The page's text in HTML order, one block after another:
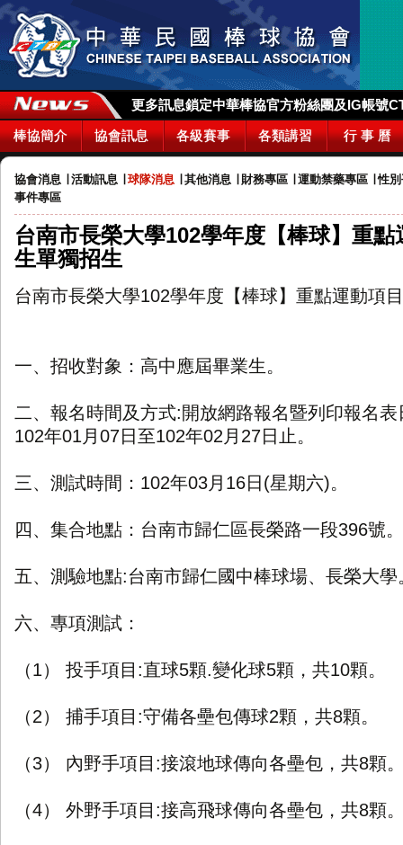
更多訊息鎖定中華棒協官方粉絲團及IG帳號
棒協簡介 協會訊息 各級賽事 各類講習 行 事 曆
協會消息 活動訊息 球隊消息 其他消息 財務專區 運動禁藥專區 ∣性
事件專區
台南市長榮大學102學年度【棒球】重
生單獨招生
台南市長榮大學102學年度【棒球】重點運動項
一、招收對象：高中應屆畢業生。
二、報名時間及方式:開放網路報名暨列印報名表
102年01月07日至102年02月27日止。
三、測試時間：102年03月16日(星期六)。
四、集合地點：台南市歸仁區長榮路一段396號。
五、測驗地點:台南市歸仁國中棒球場、長榮大學
六、專項測試：
（1） 投手項目:直球5顆.變化球5顆，共10顆。
（2） 捕手項目:守備各壘包傳球2顆，共8顆。
（3） 內野手項目:接滾地球傳向各壘包，共8顆
（4） 外野手項目:接高飛球傳向各壘包，共8顆